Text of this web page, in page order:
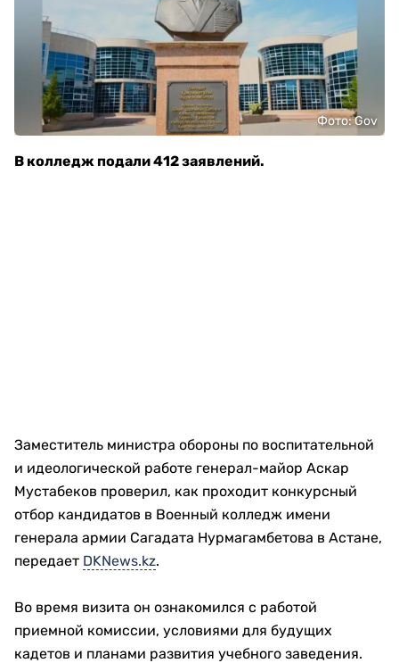
Фото: Gov
В колледж подали 412 заявлений.
Заместитель министра обороны по воспитательной
и идеологической работе генерал-майор Аскар
Мустабеков проверил, как проходит конкурсный
отбор кандидатов в Военный колледж имени
генерала армии Сагадата Нурмагамбетова в Астане,
передает DKNews.kz.
Во время визита он ознакомился с работой
приемной комиссии, условиями для будущих
кадетов и планами развития учебного заведения.